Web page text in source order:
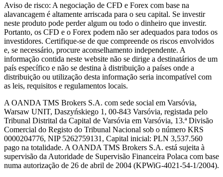
Aviso de risco: A negociação de CFD e Forex com base na
alavancagem é altamente arriscada para o seu capital. Se investir
neste produto pode perder algum ou todo o dinheiro que investir.
Portanto, os CFD e o Forex podem não ser adequados para todos os
investidores. Certifique-se de que compreende os riscos envolvidos
e, se necessário, procure aconselhamento independente. A
informação contida neste website não se dirige a destinatários de um
país específico e não se destina à distribuição a países onde a
distribuição ou utilização desta informação seria incompatível com
as leis, requisitos e regulamentos locais.
A OANDA TMS Brokers S.A. com sede social em Varsóvia,
Warsaw UNIT, Daszyńskiego 1, 00-843 Varsóvia, registada pelo
Tribunal Distrital da Capital de Varsóvia em Varsóvia, 13.ª Divisão
Comercial do Registo do Tribunal Nacional sob o número KRS
0000204776, NIP 5262759131, Capital inicial: PLN 3,537.560
pago na totalidade. A OANDA TMS Brokers S.A. está sujeita à
supervisão da Autoridade de Supervisão Financeira Polaca com base
numa autorização de 26 de abril de 2004 (KPWiG-4021-54-1/2004).